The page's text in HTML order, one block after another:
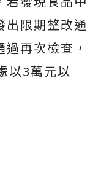
出限期整改通
再次檢查，
以3萬元以